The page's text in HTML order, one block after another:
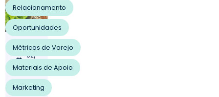
25/
02/
202
da
Relacionamento
Oportunidades
Métricas de Varejo
Materiais de Apoio
Marketing